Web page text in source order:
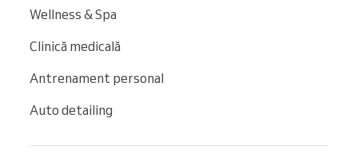
Wellness & Spa
Clinică medicală
Antrenament personal
Auto detailing